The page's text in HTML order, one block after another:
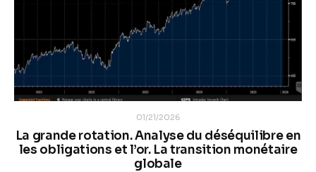
01/21/2026
La grande rotation. Analyse du déséquilibre en
les obligations et l’or. La transition monétaire
globale